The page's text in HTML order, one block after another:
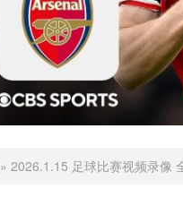
» 2026.1.15 足球比赛视频录像